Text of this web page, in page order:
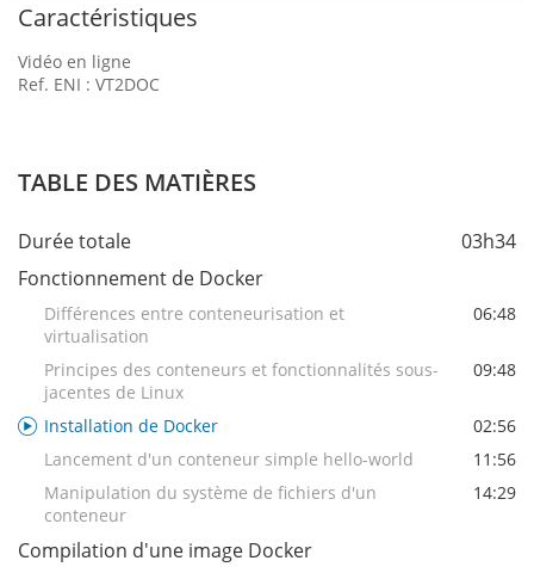
Caractéristiques
Vidéo en ligne
Ref. ENI : VT2DOC
TABLE DES MATIÈRES
Durée totale
03h34
Fonctionnement de Docker
Différences entre conteneurisation et
virtualisation
06:48
Principes des conteneurs et fonctionnalités sous-
jacentes de Linux
09:48
Installation de Docker
02:56
Lancement d'un conteneur simple hello-world
11:56
Manipulation du système de fichiers d'un
conteneur
14:29
Compilation d'une image Docker